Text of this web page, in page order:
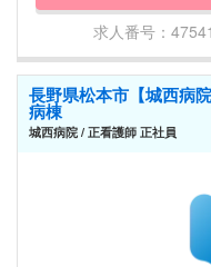
求人番号：
長野県松本市【城西病
病棟
城西病院 / 正看護師 正社員